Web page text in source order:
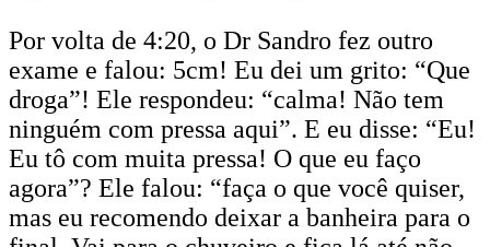
Por volta de 4:20, o Dr Sandro fez outro
exame e falou: 5cm! Eu dei um grito: “Que
droga”! Ele respondeu: “calma! Não tem
ninguém com pressa aqui”. E eu disse: “Eu!
Eu tô com muita pressa! O que eu faço
agora”? Ele falou: “faça o que você quiser,
mas eu recomendo deixar a banheira para o